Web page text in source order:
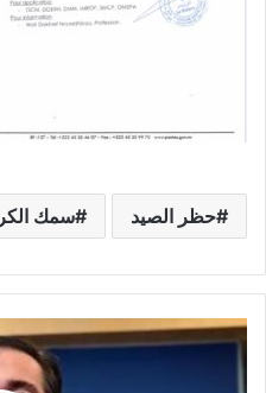
حظر الصيد سمك